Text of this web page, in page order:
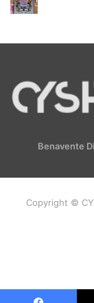
Benavente
Copyright ©